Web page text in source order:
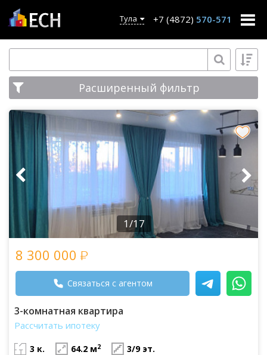
Тула +7 (4872) 570-571
Расширенный фильтр
1/17
8 300 000
Связаться с агентом
3-комнатная квартира
Рассчитать ипотеку
3 к. 64.2 м2
3/9 эт.